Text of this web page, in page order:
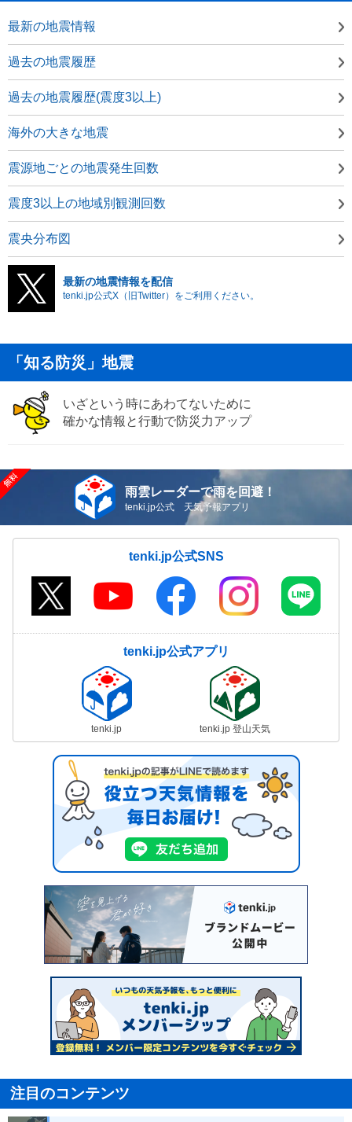
最新の地震情報
過去の地震履歴
過去の地震履歴(震度3以上)
海外の大きな地震
震源地ごとの地震発生回数
震度3以上の地域別観測回数
震央分布図
最新の地震情報を配信
tenki.jp公式X（旧Twitter）をご利用ください。
「知る防災」地震
いざという時にあわてないために
確かな情報と行動で防災力アップ
雨雲レーダーで雨を回避！
tenki.jp公式 天気予報アプリ
tenki.jp公式SNS
tenki.jp公式アプリ
tenki.jp tenki.jp 登山天気
注目のコンテンツ